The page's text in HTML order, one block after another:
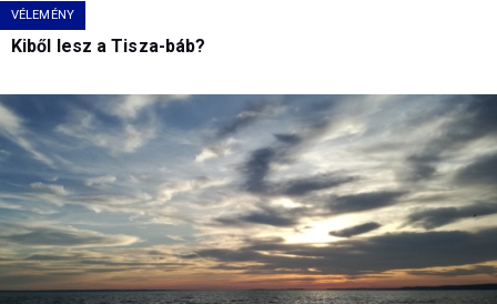
VÉLEMÉNY
Kiből lesz a Tisza-báb?